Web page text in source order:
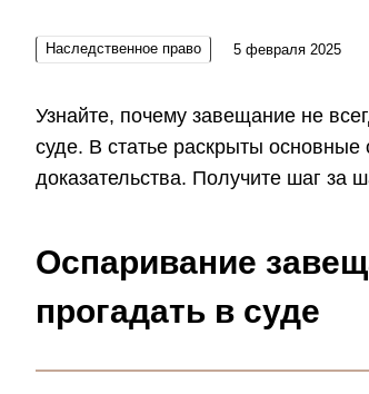
Наследственное право 5 февраля 2025
Узнайте, почему завещание не
суде. В статье раскрыты основные
доказательства. Получите шаг за
Оспаривание
прогадать в суде